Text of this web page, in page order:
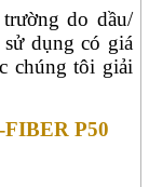
do dầu/
sử dụng có giá
chúng tôi giải
P50